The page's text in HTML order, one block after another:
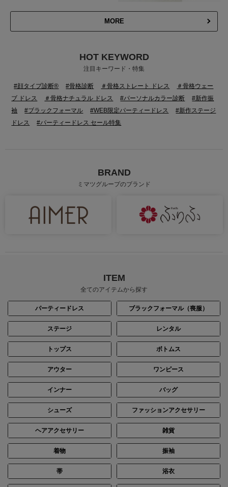
MORE
HOT KEYWORD
注目キーワード・特集
#顔タイプ診断® #骨格診断 ＃骨格ストレート ドレス
＃骨格ウェー
ブ ドレス
＃骨格ナチュラル ドレス #パーソナルカラー診断
#新作振
袖
#ブラックフォーマル #WEB限定パーティードレス
#新作ステージ
ドレス
#パーティードレス セール特集
BRAND
ミマツグループのブランド
ITEM
全てのアイテムから探す
パーティードレス ブラックフォーマル（喪服）
ステージ レンタル
トップス ボトムス
アウター ワンピース
インナー バッグ
シューズ ファッションアクセサリー
ヘアアクセサリー 雑貨
着物 振袖
帯 浴衣